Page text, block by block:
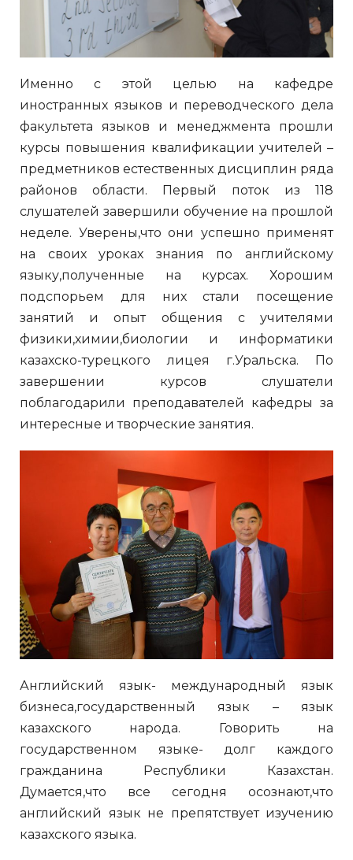
Именно с этой целью на кафедре
иностранных языков и переводческого дела
факультета языков и менеджмента прошли
курсы повышения квалификации учителей –
предметников естественных дисциплин ряда
районов области. Первый поток из 118
слушателей завершили обучение на прошлой
неделе. Уверены,что они успешно применят
на своих уроках знания по английскому
языку,полученные на курсах. Хорошим
подспорьем для них стали посещение
занятий и опыт общения с учителями
физики,химии,биологии и информатики
казахско-турецкого лицея г.Уральска. По
завершении курсов слушатели
поблагодарили преподавателей кафедры за
интересные и творческие занятия.
Английский язык- международный язык
бизнеса,государственный язык – язык
казахского народа. Говорить на
государственном языке- долг каждого
гражданина Республики Казахстан.
Думается,что все сегодня осознают,что
английский язык не препятствует изучению
казахского языка.